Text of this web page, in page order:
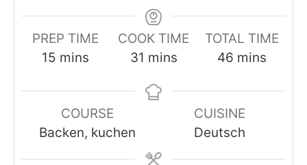
PREP TIME
15minutes
mins
COOK TIME
31 minutes
mins
TOTAL TIME
46minutes
mins
COURSE
Backen, kuchen
CUISINE
Deutsch